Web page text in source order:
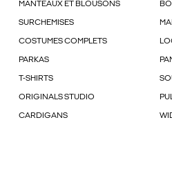
MANTEAUX ET BLOUSONS
SURCHEMISES
COSTUMES COMPLETS
PARKAS
T-SHIRTS
ORIGINALS STUDIO
CARDIGANS